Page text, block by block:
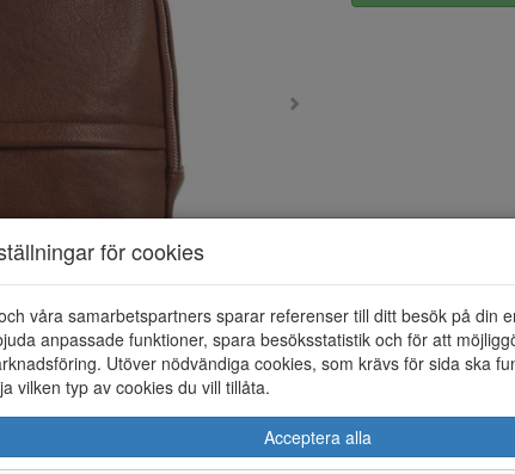
för cookies
våra samarbetspartners sparar referenser till ditt besök på din
anpassade funktioner, spara besöksstatistik och för att
Utöver nödvändiga cookies, som krävs för sida ska
vilken typ av cookies du vill tillåta.
Acceptera alla